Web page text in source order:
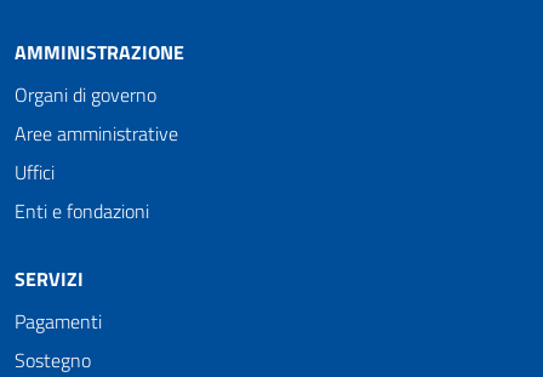
AMMINISTRAZIONE
Organi di governo
Aree amministrative
Uffici
Enti e fondazioni
SERVIZI
Pagamenti
Sostegno